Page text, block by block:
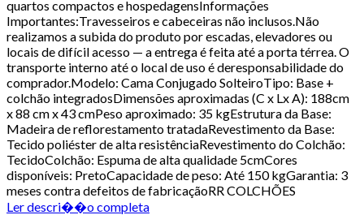
quartos compactos e hospedagensInformações
Importantes:Travesseiros e cabeceiras não inclusos.Não
realizamos a subida do produto por escadas, elevadores ou
locais de difícil acesso — a entrega é feita até a porta térrea. O
transporte interno até o local de uso é deresponsabilidade do
comprador.Modelo: Cama Conjugado SolteiroTipo: Base +
colchão integradosDimensões aproximadas (C x Lx A): 188cm
x 88 cm x 43 cmPeso aproximado: 35 kgEstrutura da Base:
Madeira de reflorestamento tratadaRevestimento da Base:
Tecido poliéster de alta resistênciaRevestimento do Colchão:
TecidoColchão: Espuma de alta qualidade 5cmCores
disponíveis: PretoCapacidade de peso: Até 150 kgGarantia: 3
meses contra defeitos de fabricaçãoRR COLCHÕES
Ler descri��o completa